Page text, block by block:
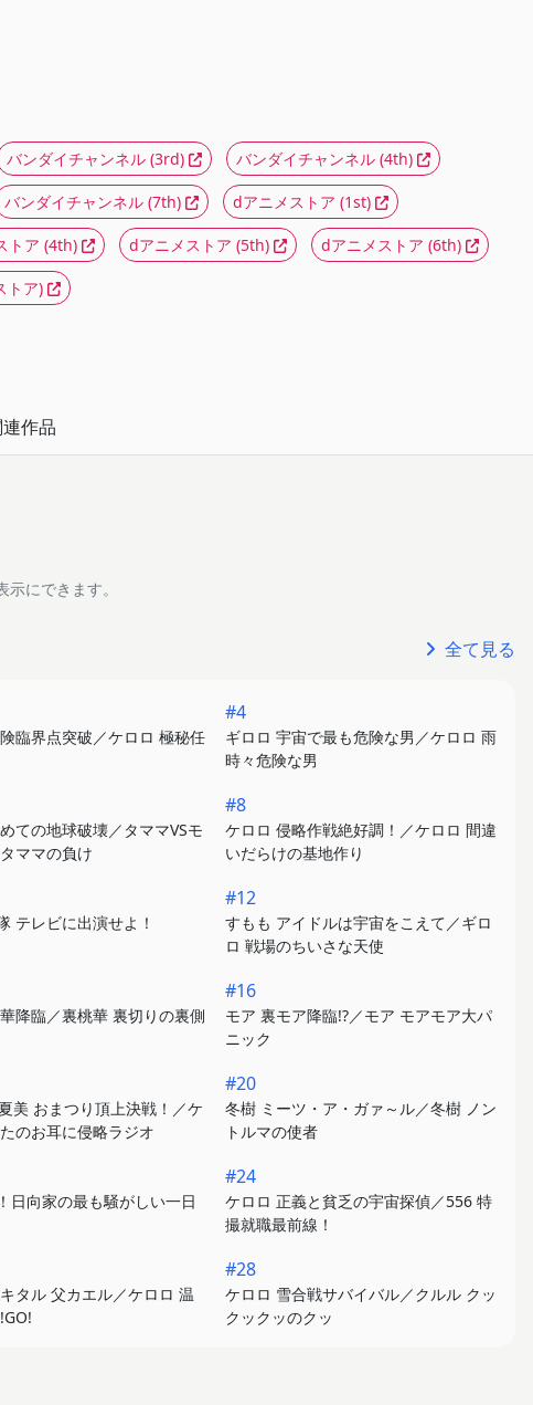
バンダイチャンネル (3rd) バンダイチャンネル (4th)
バンダイチャンネル (7th) dアニメストア (1st)
トア (4th) dアニメストア (5th) dアニメストア (6th)
トア)
作品
にできます。
全て見る
臨界点突破／ケロロ 極秘任
#4
ギロロ 宇宙で最も危険な男／ケロロ 雨
時々危険な男
ての地球破壊／タママVSモ
ママの負け
#8
ケロロ 侵略作戦絶好調！／ケロロ 間違
いだらけの基地作り
テレビに出演せよ！
#12
すもも アイドルは宇宙をこえて／ギロ
ロ 戦場のちいさな天使
降臨／裏桃華 裏切りの裏側
#16
モア 裏モア降臨!?／モア モアモア大パ
ニック
美 おまつり頂上決戦！／ケ
のお耳に侵略ラジオ
#20
冬樹 ミーツ・ア・ガァ～ル／冬樹 ノン
トルマの使者
日向家の最も騒がしい一日
#24
ケロロ 正義と貧乏の宇宙探偵／556 特
撮就職最前線！
タル 父カエル／ケロロ 温
#28
ケロロ 雪合戦サバイバル／クルル クッ
クックッのクッ